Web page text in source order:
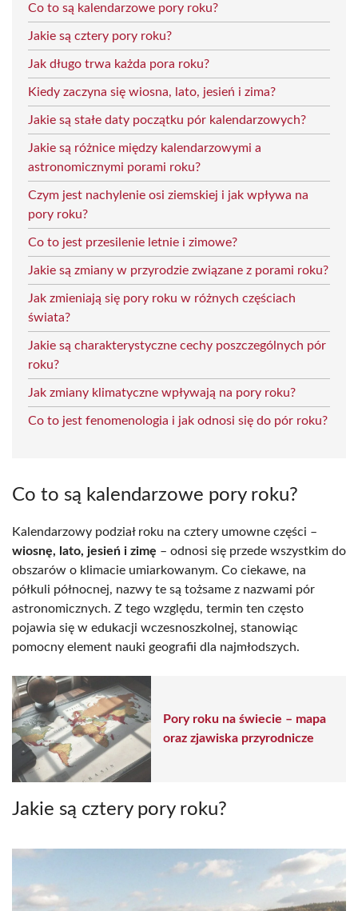
Co to są kalendarzowe pory roku?
Jakie są cztery pory roku?
Jak długo trwa każda pora roku?
Kiedy zaczyna się wiosna, lato, jesień i zima?
Jakie są stałe daty początku pór kalendarzowych?
Jakie są różnice między kalendarzowymi a
astronomicznymi porami roku?
Czym jest nachylenie osi ziemskiej i jak wpływa na
pory roku?
Co to jest przesilenie letnie i zimowe?
Jakie są zmiany w przyrodzie związane z porami roku?
Jak zmieniają się pory roku w różnych częściach
świata?
Jakie są charakterystyczne cechy poszczególnych pór
roku?
Jak zmiany klimatyczne wpływają na pory roku?
Co to jest fenomenologia i jak odnosi się do pór roku?
Co to są kalendarzowe pory roku?
Kalendarzowy podział roku na cztery umowne części –
wiosnę, lato, jesień i zimę – odnosi się przede wszystkim do
obszarów o klimacie umiarkowanym. Co ciekawe, na
półkuli północnej, nazwy te są tożsame z nazwami pór
astronomicznych. Z tego względu, termin ten często
pojawia się w edukacji wczesnoszkolnej, stanowiąc
pomocny element nauki geografii dla najmłodszych.
Pory roku na świecie – mapa
oraz zjawiska przyrodnicze
Jakie są cztery pory roku?